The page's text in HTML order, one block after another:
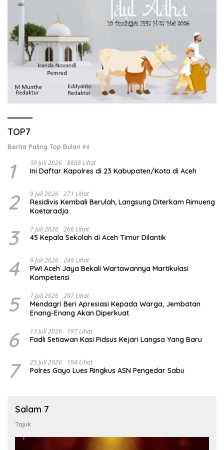
TOP7
Berita Paling Top Bulan Ini
1 30 Juli 2026 8808 Lihat
Ini Daftar Kapolres di 23 Kabupaten/Kota di Aceh
2 9 Juli 2026 271 Lihat
Residivis Kembali Berulah, Langsung Diterkam Rimueng
Koetaradja
3 7 Juli 2026 266 Lihat
45 Kepala Sekolah di Aceh Timur Dilantik
4 9 Juli 2026 249 Lihat
PWI Aceh Jaya Bekali Wartawannya Martikulasi
Kompetensi
5 7 Juli 2026 207 Lihat
Mendagri Beri Apresiasi Kepada Warga, Jembatan
Enang-Enang Akan Diperkuat
6 13 Juli 2026 197 Lihat
Fadli Setiawan Kasi Pidsus Kejari Langsa Yang Baru
7 25 Juli 2026 194 Lihat
Polres Gayo Lues Ringkus ASN Pengedar Sabu
Salam 7
Tajuk